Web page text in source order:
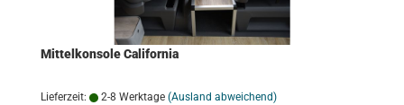
Mittelkonsole California
Lieferzeit: 2-8 Werktage (Ausland abweichend)